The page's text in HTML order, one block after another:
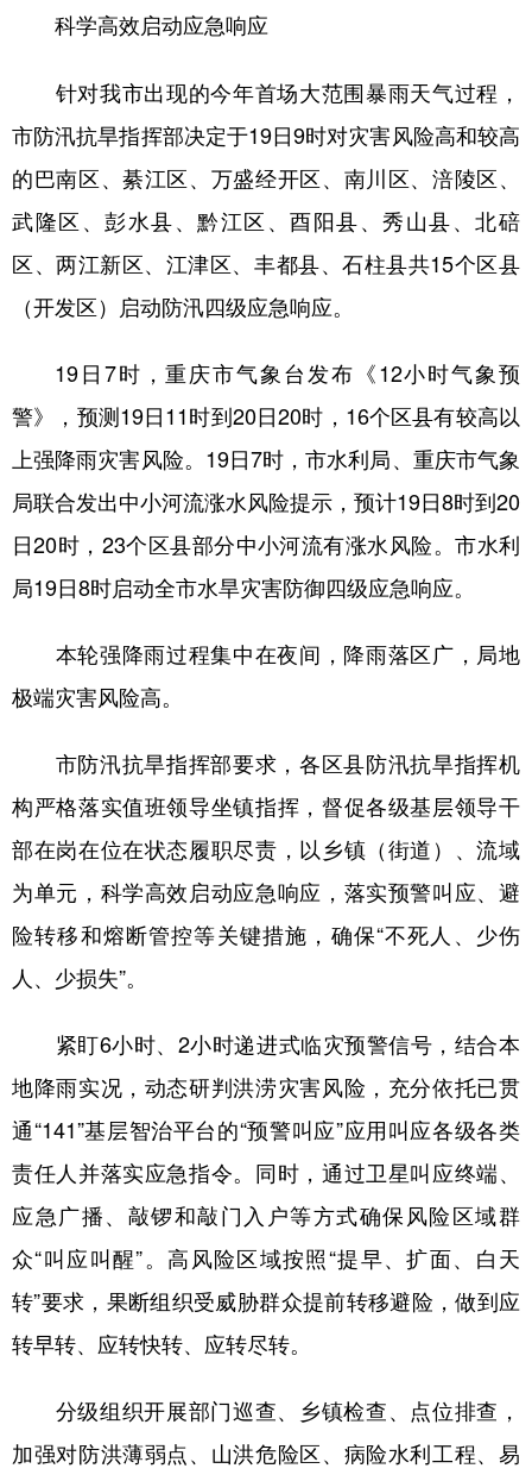
科学高效启动应急响应
针对我市出现的今年首场大范围暴雨天气过程，
市防汛抗旱指挥部决定于19日9时对灾害风险高和较高
的巴南区、綦江区、万盛经开区、南川区、涪陵区、
武隆区、彭水县、黔江区、酉阳县、秀山县、北碚
区、两江新区、江津区、丰都县、石柱县共15个区县
（开发区）启动防汛四级应急响应。
19日7时，重庆市气象台发布《12小时气象预
警》，预测19日11时到20日20时，16个区县有较高以
上强降雨灾害风险。19日7时，市水利局、重庆市气象
局联合发出中小河流涨水风险提示，预计19日8时到20
日20时，23个区县部分中小河流有涨水风险。市水利
局19日8时启动全市水旱灾害防御四级应急响应。
本轮强降雨过程集中在夜间，降雨落区广，局地
极端灾害风险高。
市防汛抗旱指挥部要求，各区县防汛抗旱指挥机
构严格落实值班领导坐镇指挥，督促各级基层领导干
部在岗在位在状态履职尽责，以乡镇（街道）、流域
为单元，科学高效启动应急响应，落实预警叫应、避
险转移和熔断管控等关键措施，确保“不死人、少伤
人、少损失”。
紧盯6小时、2小时递进式临灾预警信号，结合本
地降雨实况，动态研判洪涝灾害风险，充分依托已贯
通“141”基层智治平台的“预警叫应”应用叫应各级各类
责任人并落实应急指令。同时，通过卫星叫应终端、
应急广播、敲锣和敲门入户等方式确保风险区域群
众“叫应叫醒”。高风险区域按照“提早、扩面、白天
转”要求，果断组织受威胁群众提前转移避险，做到应
转早转、应转快转、应转尽转。
分级组织开展部门巡查、乡镇检查、点位排查，
加强对防洪薄弱点、山洪危险区、病险水利工程、易